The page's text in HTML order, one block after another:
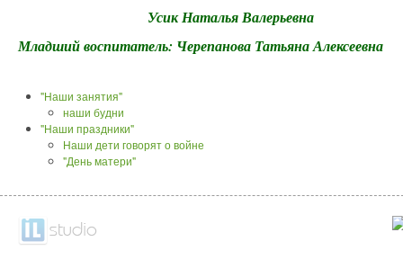
Усик Наталья Валерьевна
Младший воспитатель:
"Наши занятия"
наши будни
"Наши праздники"
Наши дети говорят о войне
"День матери"